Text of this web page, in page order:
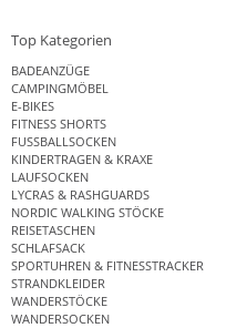
Top Kategorien
BADEANZÜGE
CAMPINGMÖBEL
E-BIKES
FITNESS SHORTS
FUSSBALLSOCKEN
KINDERTRAGEN & KRAXE
LAUFSOCKEN
LYCRAS & RASHGUARDS
NORDIC WALKING STÖCKE
REISETASCHEN
SCHLAFSACK
SPORTUHREN & FITNESSTRACKER
STRANDKLEIDER
WANDERSTÖCKE
WANDERSOCKEN